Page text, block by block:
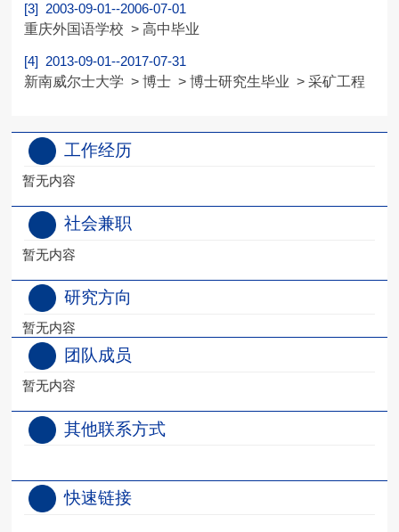
[3] 2003-09-01--2006-07-01
重庆外国语学校 > 高中毕业
[4] 2013-09-01--2017-07-31
新南威尔士大学 > 博士 > 博士研究生毕业 > 采矿工程
工作经历
暂无内容
社会兼职
暂无内容
研究方向
暂无内容
团队成员
暂无内容
其他联系方式
快速链接